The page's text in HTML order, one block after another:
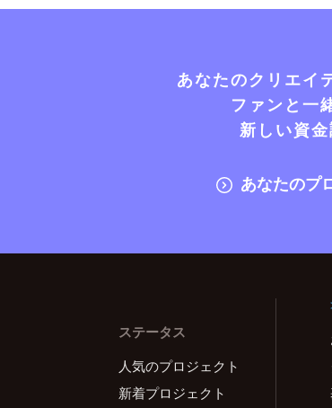
あなたのクリエイ
ファンと一
新しい資
あなたのプ
ステータス
人気のプロジェクト
新着プロジェクト